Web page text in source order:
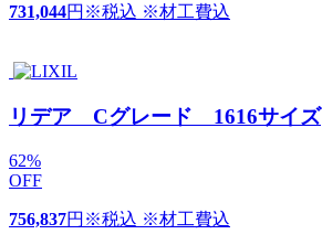
731,044円 ※税込 ※材工費込
リデア Cグレード 1616サイズ
62%
OFF
756,837円 ※税込 ※材工費込